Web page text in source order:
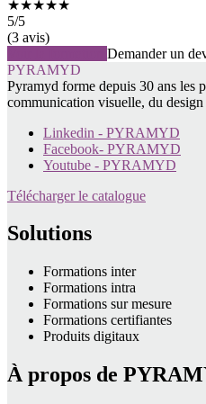
★★★★★
5/5
(3 avis)
Demander un
PYRAMYD
Pyramyd forme depuis 30 ans les
communication visuelle, du
Linkedin - PYRAMYD
Facebook- PYRAMYD
Youtube - PYRAMYD
Télécharger le catalogue
Solutions
Formations inter
Formations intra
Formations sur mesure
Formations certifiantes
Produits digitaux
À propos de